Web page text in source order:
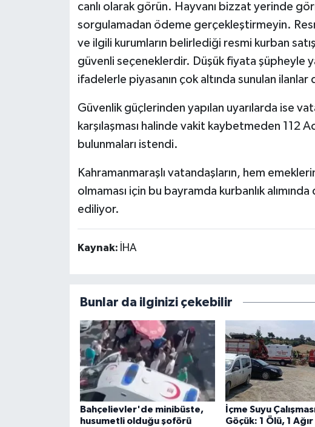
canlı olarak görün. Hayvanı bizzat yerinde
sorgulamadan ödeme gerçekleştirmeyin.
ve ilgili kurumların belirlediği resmi kurban
güvenli seçeneklerdir. Düşük fiyata şüpheyle
ifadelerle piyasanın çok altında sunulan ilanlar
Güvenlik güçlerinden yapılan uyarılarda ise
karşılaşması halinde vakit kaybetmeden 112
bulunmaları istendi.
Kahramanmaraşlı vatandaşların, hem
olmaması için bu bayramda kurbanlık
ediliyor.
Kaynak: İHA
Bunlar da ilginizi çekebilir
Bahçelievler'de minibüste,
husumetli olduğu şoförü
İçme Suyu
Göçük: 1 Ölü, 1 Ağır